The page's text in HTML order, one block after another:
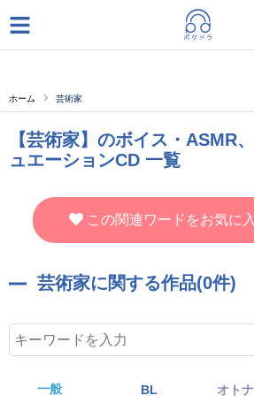
ホーム 芸術家
【芸術家】のボイス・ASMR
ュエーションCD 一覧
この関連ワードをお気に
芸術家に関する作品(0件)
一般 BL オト